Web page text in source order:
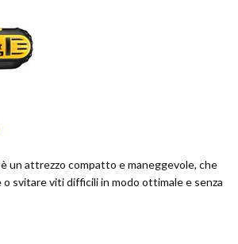
un attrezzo compatto e maneggevole, che
svitare viti difficili in modo ottimale e senza